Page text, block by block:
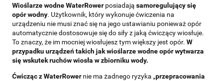
Wioślarze wodne WaterRower posiadają samoregulujący się
opór wodny. Użytkownik, który wykonuje ćwiczenia na
urządzeniu nie musi znać się na jego ustawianiu ponieważ opór
automatycznie dostosowuje się do siły z jaką ćwiczący wiosłuje.
To znaczy, że im mocniej wiosłujesz tym większy jest opór. W
przypadku urządzeń takich jak wioślarze wodne opór wytwarza
się wskutek ruchów wiosła w zbiorniku wody.
Ćwicząc z WaterRower nie ma żadnego ryzyka „przepracowania